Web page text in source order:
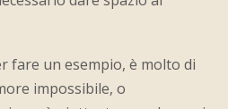
fare un esempio, è molto di
impossibile, o